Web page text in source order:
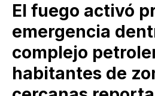
El fuego activó
emergencia
complejo
habitantes de